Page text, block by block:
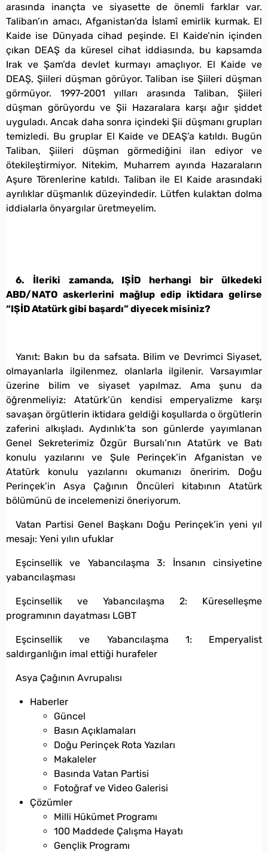
arasında inançta ve siyasette de önemli farklar var.
Taliban’ın amacı, Afganistan’da İslamî emirlik kurmak. El
Kaide ise Dünyada cihad peşinde. El Kaide’nin içinden
çıkan DEAŞ da küresel cihat iddiasında, bu kapsamda
Irak ve Şam’da devlet kurmayı amaçlıyor. El Kaide ve
DEAŞ, Şiileri düşman görüyor. Taliban ise Şiileri düşman
görmüyor. 1997-2001 yılları arasında Taliban, Şiileri
düşman görüyordu ve Şii Hazaralara karşı ağır şiddet
uyguladı. Ancak daha sonra içindeki Şii düşmanı grupları
temizledi. Bu gruplar El Kaide ve DEAŞ’a katıldı. Bugün
Taliban, Şiileri düşman görmediğini ilan ediyor ve
ötekileştirmiyor. Nitekim, Muharrem ayında Hazaraların
Aşure Törenlerine katıldı. Taliban ile El Kaide arasındaki
ayrılıklar düşmanlık düzeyindedir. Lütfen kulaktan dolma
iddialarla önyargılar üretmeyelim.
6. İleriki zamanda, IŞİD herhangi bir ülkedeki
ABD/NATO askerlerini mağlup edip iktidara gelirse
“IŞİD Atatürk gibi başardı” diyecek misiniz?
Yanıt: Bakın bu da safsata. Bilim ve Devrimci Siyaset,
olmayanlarla ilgilenmez, olanlarla ilgilenir. Varsayımlar
üzerine bilim ve siyaset yapılmaz. Ama şunu da
öğrenmeliyiz: Atatürk’ün kendisi emperyalizme karşı
savaşan örgütlerin iktidara geldiği koşullarda o örgütlerin
zaferini alkışladı. Aydınlık’ta son günlerde yayımlanan
Genel Sekreterimiz Özgür Bursalı’nın Atatürk ve Batı
konulu yazılarını ve Şule Perinçek’in Afganistan ve
Atatürk konulu yazılarını okumanızı öneririm. Doğu
Perinçek’in Asya Çağının Öncüleri kitabının Atatürk
bölümünü de incelemenizi öneriyorum.
Vatan Partisi Genel Başkanı Doğu Perinçek’in yeni yıl
mesajı: Yeni yılın ufuklar
Eşcinsellik ve Yabancılaşma 3: İnsanın cinsiyetine
yabancılaşması
Eşcinsellik ve Yabancılaşma 2: Küreselleşme
programının dayatması LGBT
Eşcinsellik ve Yabancılaşma 1: Emperyalist
saldırganlığın imal ettiği hurafeler
Asya Çağının Avrupalısı
Haberler
Güncel
Basın Açıklamaları
Doğu Perinçek Rota Yazıları
Makaleler
Basında Vatan Partisi
Fotoğraf ve Video Galerisi
Çözümler
Milli Hükümet Programı
100 Maddede Çalışma Hayatı
Gençlik Programı